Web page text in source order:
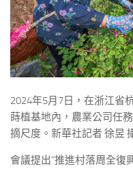
2024年5月7日，在浙江省
蒔植基地內，農業公司任
摘尺度。新華社記者 徐昱
會議提出“推進村落周全復